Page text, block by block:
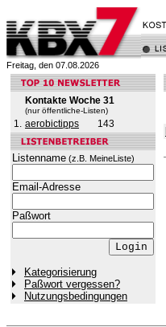
Freitag, den 07.08.2026
Kontakte Woche 31
(nur öffentliche-Listen)
1. aerobictipps 143
Listenname (z.B. MeineListe)
Email-Adresse
Paßwort
Kategorisierung
Paßwort vergessen?
Nutzungsbedingungen